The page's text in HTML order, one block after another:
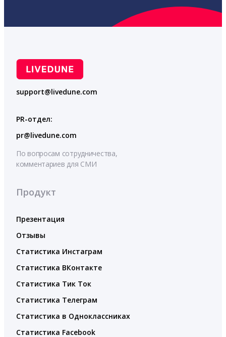
support@livedune.com
PR-отдел:
pr@livedune.com
По вопросам сотрудничества,
комментариев для СМИ
Продукт
Презентация
Отзывы
Статистика Инстаграм
Статистика ВКонтакте
Статистика Тик Ток
Статистика Телеграм
Статистика в Одноклассниках
Статистика Facebook